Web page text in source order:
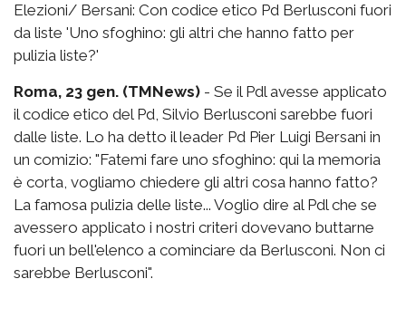
Elezioni/ Bersani: Con codice etico Pd Berlusconi fuori
da liste 'Uno sfoghino: gli altri che hanno fatto per
pulizia liste?'
Roma, 23 gen. (TMNews) - Se il Pdl avesse applicato
il codice etico del Pd, Silvio Berlusconi sarebbe fuori
dalle liste. Lo ha detto il leader Pd Pier Luigi Bersani in
un comizio: "Fatemi fare uno sfoghino: qui la memoria
è corta, vogliamo chiedere gli altri cosa hanno fatto?
La famosa pulizia delle liste... Voglio dire al Pdl che se
avessero applicato i nostri criteri dovevano buttarne
fuori un bell'elenco a cominciare da Berlusconi. Non ci
sarebbe Berlusconi".